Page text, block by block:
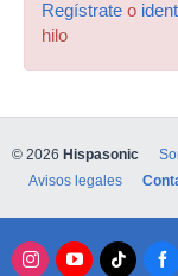
Regístrate o
hilo
© 2026 Hispasonic
Avisos legales